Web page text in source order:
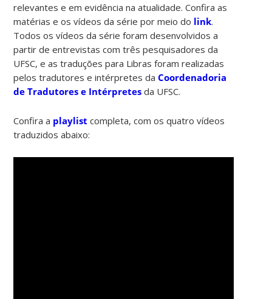
relevantes e em evidência na atualidade. Confira as
matérias e os vídeos da série por meio do link.
Todos os vídeos da série foram desenvolvidos a
partir de entrevistas com três pesquisadores da
UFSC, e as traduções para Libras foram realizadas
pelos tradutores e intérpretes daCoordenadoria
de Tradutores e Intérpretes da UFSC.
Confira a playlist completa, com os quatro vídeos
traduzidos abaixo: